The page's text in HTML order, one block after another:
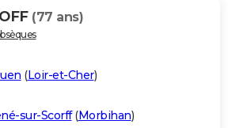
(77 ans)
(Loir-et-Cher)
sur-Scorff(Morbihan)